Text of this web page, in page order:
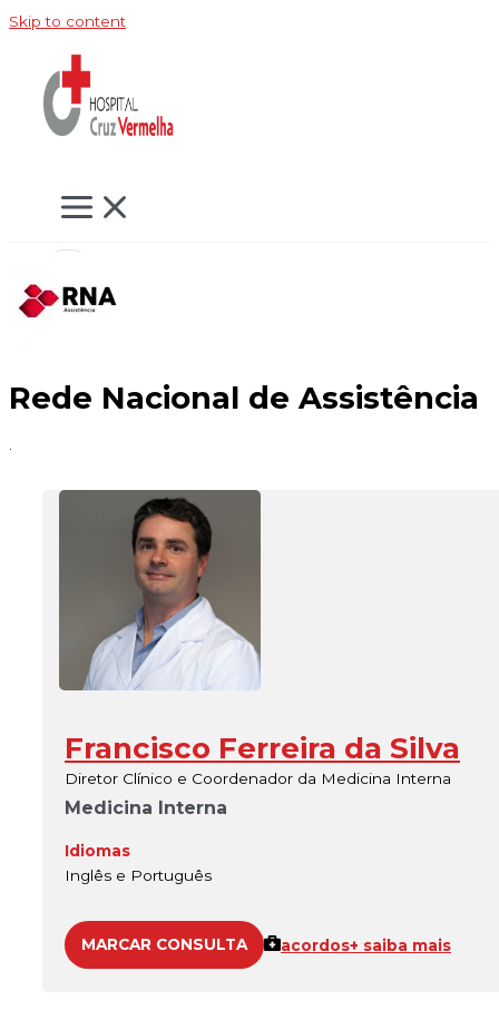
Skip to content
Rede Nacional de Assistência
Francisco Ferreira da Silva
Diretor Clínico e Coordenador da Medicina Interna
Medicina Interna
Idiomas
Inglês e Português
MARCAR CONSULTA acordos+ saiba mais